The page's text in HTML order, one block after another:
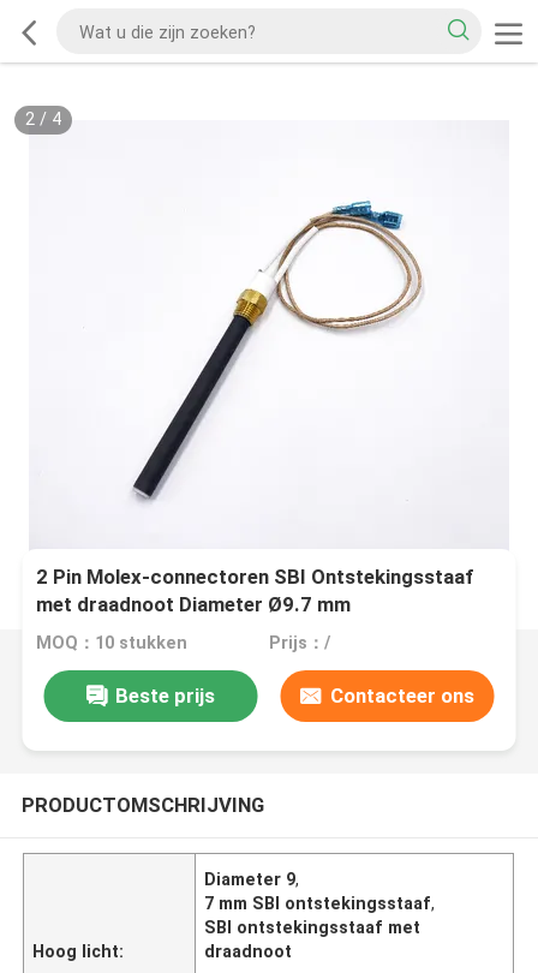
2/ 4
2 Pin Molex-connectoren SBI Ontstekingsstaaf
met draadnoot Diameter Ø9.7 mm
MOQ：10 stukken Prijs：/
Beste prijs Contacteer ons
PRODUCTOMSCHRIJVING
Hoog licht:
Diameter 9,
7 mm SBI ontstekingsstaaf,
SBI ontstekingsstaaf met
draadnoot